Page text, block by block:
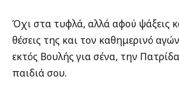
Όχι στα τυφλά, αλλά αφού ψάξεις
θέσεις της και τον καθημερινό
εκτός Βουλής για σένα, την
παιδιά σου.